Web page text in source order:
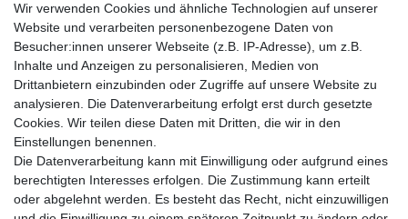
Newsletter-Anmeldung
FAQ / Fragen
Mein Warenkorb
Mein Merkzettel
Mein Konto
UNSER LADENGESCHÄFT
Gottlieb-Daimler-Str. 10
33334 Gütersloh
Wir verwenden Cookies und ähnliche Technologien auf unserer
Website und verarbeiten personenbezogene Daten von
Besucher:innen unserer Webseite (z.B. IP-Adresse), um z.B.
Inhalte und Anzeigen zu personalisieren, Medien von
Drittanbietern einzubinden oder Zugriffe auf unsere Website zu
analysieren. Die Datenverarbeitung erfolgt erst durch gesetzte
Cookies. Wir teilen diese Daten mit Dritten, die wir in den
Einstellungen benennen.
Die Datenverarbeitung kann mit Einwilligung oder aufgrund eines
berechtigten Interesses erfolgen. Die Zustimmung kann erteilt
oder abgelehnt werden. Es besteht das Recht, nicht einzuwilligen